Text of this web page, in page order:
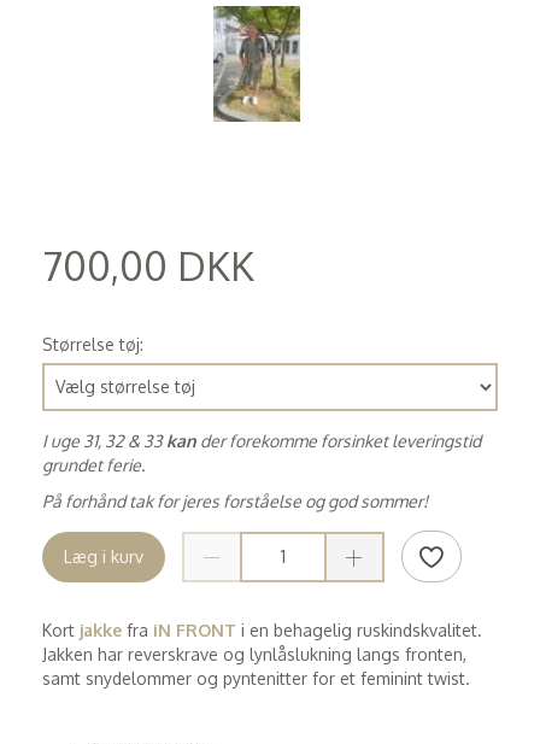
700,00 DKK
Størrelse tøj:
I uge 31, 32 & 33kan der forekomme forsinket leveringstid
grundet ferie.
På forhånd tak for jeres forståelse og god sommer!
Læg i kurv
Kort jakke fra iN FRONT i en behagelig ruskindskvalitet.
Jakken har reverskrave og lynlåslukning langs fronten,
samt snydelommer og pyntenitter for et feminint twist.